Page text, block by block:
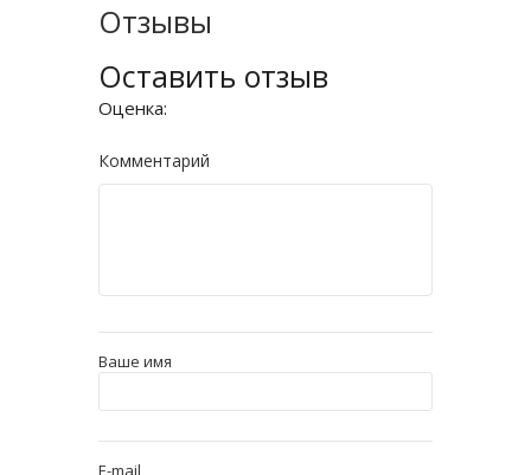
Отзывы
Оставить отзыв
Оценка:
Комментарий
Ваше имя
E-mail